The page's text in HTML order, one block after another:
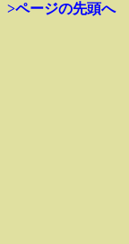
>ページの先頭へ